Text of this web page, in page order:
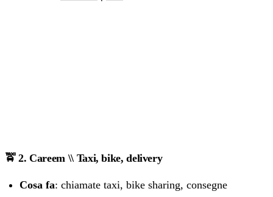
🚖 2. Careem \\ Taxi, bike, delivery
Cosa fa: chiamate taxi, bike sharing, consegne